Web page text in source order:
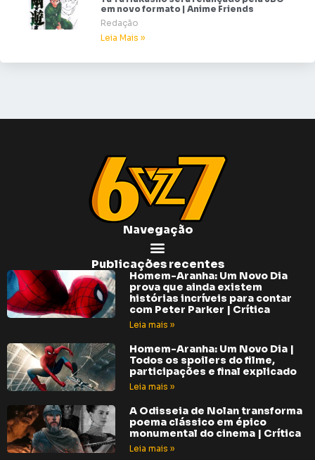
em novo formato | Anime Friends
Redação
Leia Mais »
Navegação
Publicações recentes
Homem-Aranha: Um Novo Dia
prova que ainda existem
histórias incríveis para contar
com Peter Parker | Crítica
Leia mais »
Homem-Aranha: Um Novo Dia |
Todos os spoilers do filme,
participações e final explicado
Leia mais »
A Odisseia de Nolan transforma
poema clássico em épico
monumental do cinema | Crítica
Leia mais »